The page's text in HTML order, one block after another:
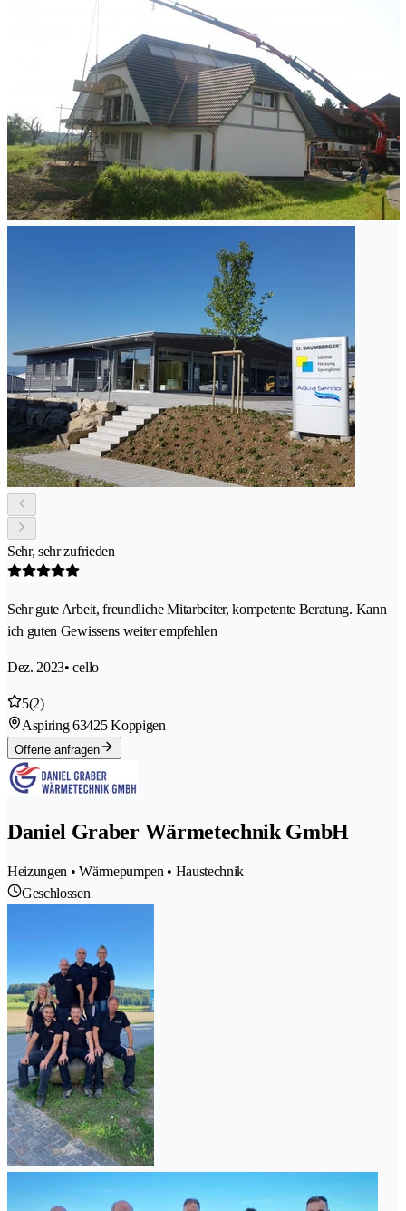
Sehr, sehr zufrieden
Sehr gute Arbeit, freundliche Mitarbeiter, kompetente Beratung. Kann
ich guten Gewissens weiter empfehlen
Dez. 2023• cello
5(2)
Aspiring 63425 Koppigen
Offerte anfragen
Daniel Graber Wärmetechnik GmbH
Heizungen • Wärmepumpen • Haustechnik
Geschlossen